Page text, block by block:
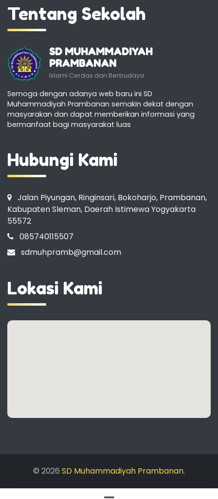
Tentang Sekolah
SD MUHAMMADIYAH
PRAMBANAN
Islami Cerdas dan Berbudaya
Semoga dengan adanya web baru ini SD
Muhammadiyah Prambanan semakin dekat dengan
masyarakan dan dapat memberikan informasi yang
bermanfaat bagi masyarakat luas
Hubungi Kami
Jalan Piyungan, Ringinsari, Bokoharjo, Prambanan,
Kabupaten Sleman, Daerah Istimewa Yogyakarta
55572
085740115507
sdmuhpramb@gmail.com
Lokasi Kami
© 2026 SD Muhammadiyah Prambanan.